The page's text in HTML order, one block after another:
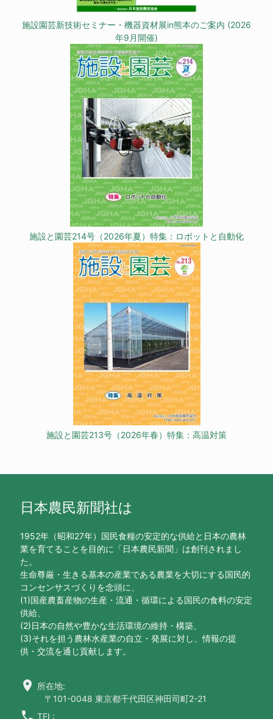
施設園芸新技術セミナー・機器資材展in熊本のご案内 (2026
年9月開催)
施設と園芸214号（2026年夏）特集：ロボットと自動化
施設と園芸213号（2026年春）特集：高温対策
日本農民新聞社は
1952年（昭和27年）国民食糧の安定的な供給と日本の農林
業を育てることを目的に「日本農民新聞」は創刊されまし
た。
生命尊厳・生きる基本の産業である農業を大切にする国民的
コンセンサスづくりを念頭に、
(1)国産農畜産物の生産・流通・循環による国民の食料の安定
供給、
(2)日本の自然や豊かな生活環境の維持・構築、
(3)それを担う農林水産業の自立・発展に対し、情報の提
供・交流を通じ貢献します。
location_on 所在地:
〒101-0048 東京都千代田区神田司町2-21
call TEL: